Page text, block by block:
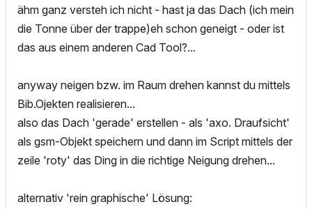
ähm ganz versteh ich nicht - hast ja das Dach (ich mein
die Tonne über der trappe)eh schon geneigt - oder ist
das aus einem anderen Cad Tool?...
anyway neigen bzw. im Raum drehen kannst du mittels
Bib.Ojekten realisieren...
also das Dach 'gerade' erstellen - als 'axo. Draufsicht'
als gsm-Objekt speichern und dann im Script mittels der
zeile 'roty' das Ding in die richtige Neigung drehen...
alternativ 'rein graphische' Lösung: